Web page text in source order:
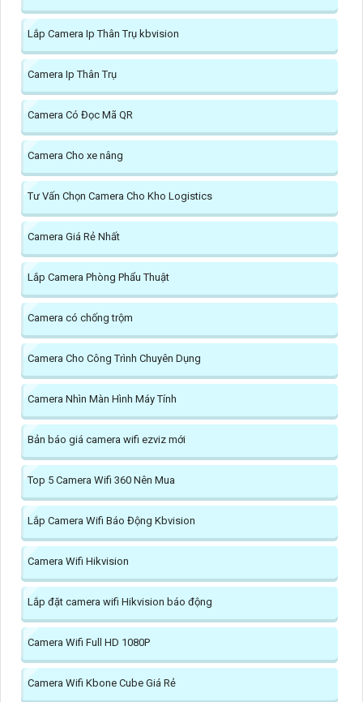
Lắp Camera Ip Thân Trụ kbvision
Camera Ip Thân Trụ
Camera Có Đọc Mã QR
Camera Cho xe nâng
Tư Vấn Chọn Camera Cho Kho Logistics
Camera Giá Rẻ Nhất
Lắp Camera Phòng Phẩu Thuật
Camera có chống trộm
Camera Cho Công Trình Chuyên Dụng
Camera Nhìn Màn Hình Máy Tính
Bản báo giá camera wifi ezviz mới
Top 5 Camera Wifi 360 Nên Mua
Lắp Camera Wifi Báo Động Kbvision
Camera Wifi Hikvision
Lắp đặt camera wifi Hikvision báo động
Camera Wifi Full HD 1080P
Camera Wifi Kbone Cube Giá Rẻ